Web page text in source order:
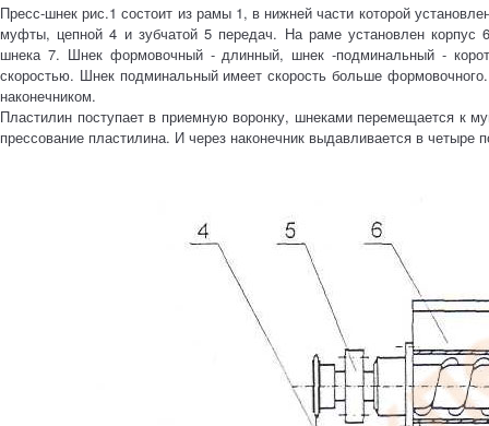
Пресс-шнек рис.1 состоит из рамы 1, в нижней части которой
муфты, цепной 4 и зубчатой 5 передач. На раме установлен
шнека 7. Шнек формовочный - длинный, шнек -подминальный -
скоростью. Шнек подминальный имеет скорость больше
наконечником.
Пластилин поступает в приемную воронку, шнеками перемещается к
прессование пластилина. И через наконечник выдавливается в четыре